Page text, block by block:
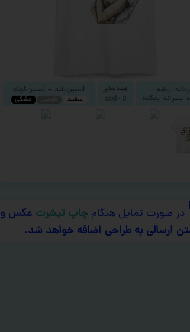
در صورت تمایل هنگام چاپ تیشرت عکس و
ارسالی به طراحی اضافه خواهد شد.